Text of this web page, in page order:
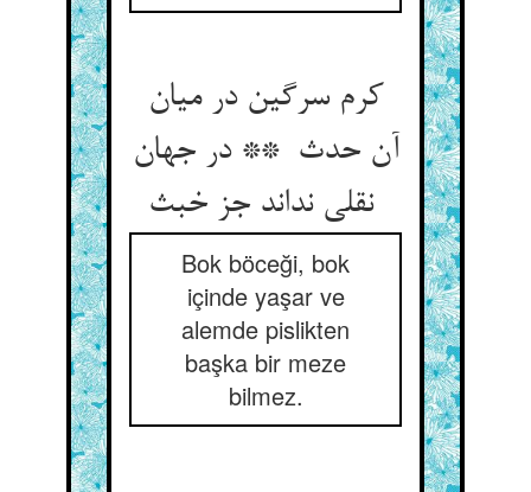
کرم سرگین در میان
آن حدث ** در جهان
نقلی نداند جز خبث
Bok böceği, bok
içinde yaşar ve
alemde pislikten
başka bir meze
bilmez.